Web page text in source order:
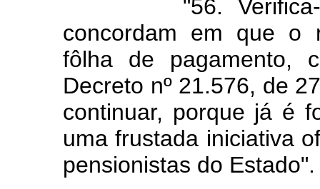
"56. Verifica-se,
concordam em que o
fôlha de pagamento,
Decreto nº 21.576, de
continuar, porque já é
uma frustada iniciativa
pensionistas do Estado".